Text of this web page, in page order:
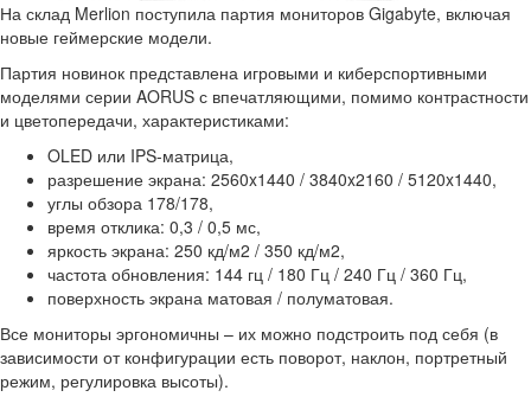
На склад Merlion поступила партия мониторов Gigabyte, включая
новые геймерские модели.
Партия новинок представлена игровыми и киберспортивными
моделями серии AORUS с впечатляющими, помимо контрастности
и цветопередачи, характеристиками:
OLED или IPS-матрица,
разрешение экрана: 2560x1440 / 3840x2160 / 5120x1440,
углы обзора 178/178,
время отклика: 0,3 / 0,5 мс,
яркость экрана: 250 кд/м2 / 350 кд/м2,
частота обновления: 144 гц / 180 Гц / 240 Гц / 360 Гц,
поверхность экрана матовая / полуматовая.
Все мониторы эргономичны – их можно подстроить под себя (в
зависимости от конфигурации есть поворот, наклон, портретный
режим, регулировка высоты).